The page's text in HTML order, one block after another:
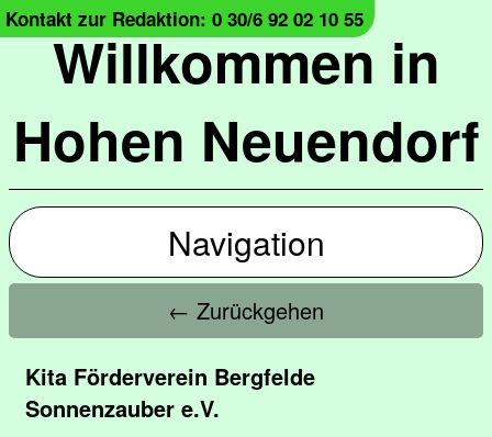
Willkommen in
Hohen Neuendorf
Kontakt zur Redaktion: 0 30/6 92 02 10 55
Navigation
← Zurückgehen
Kita Förderverein Bergfelde
Sonnenzauber e.V.